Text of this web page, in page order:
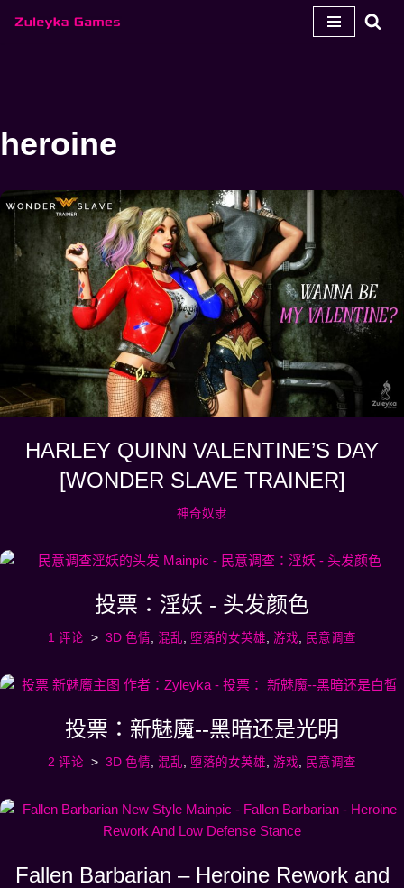
heroine
HARLEY QUINN VALENTINE’S DAY
[WONDER SLAVE TRAINER]
神奇奴隶
投票：淫妖 - 头发颜色
1 评论 3D 色情 混乱 堕落的女英雄 游戏 民意调查
投票：新魅魔--黑暗还是光明
2 评论 3D 色情 混乱 堕落的女英雄 游戏 民意调查
Fallen Barbarian – Heroine Rework and